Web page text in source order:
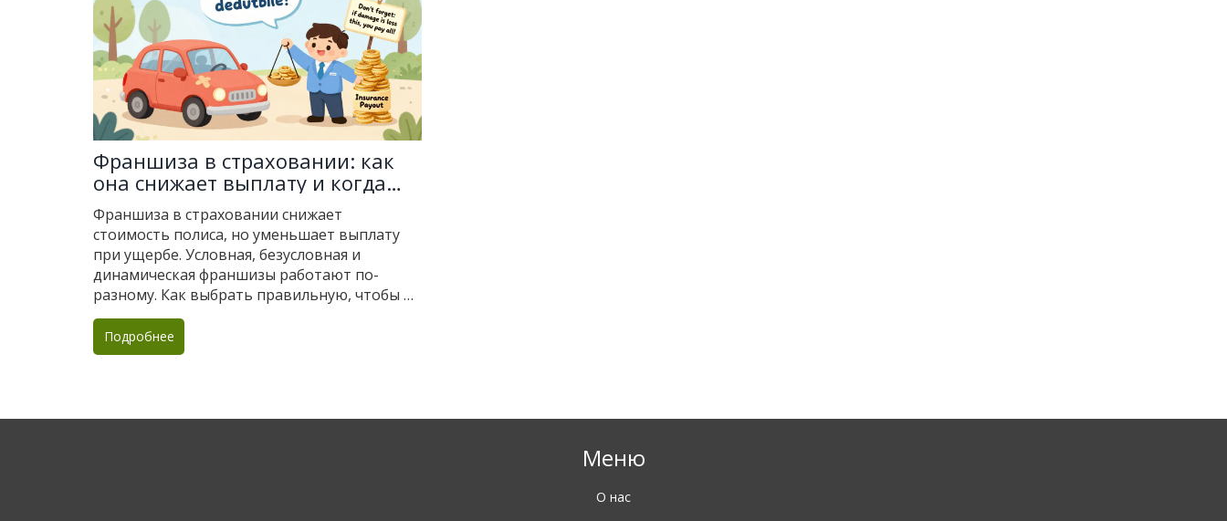
Франшиза в страховании: как
она снижает выплату и когда
это выгодно
Франшиза в страховании снижает
стоимость полиса, но уменьшает выплату
при ущербе. Условная, безусловная и
динамическая франшизы работают по-
разному. Как выбрать правильную, чтобы не
остаться без компенсации - объясняем с
примерами.
Подробнее
Меню
О нас